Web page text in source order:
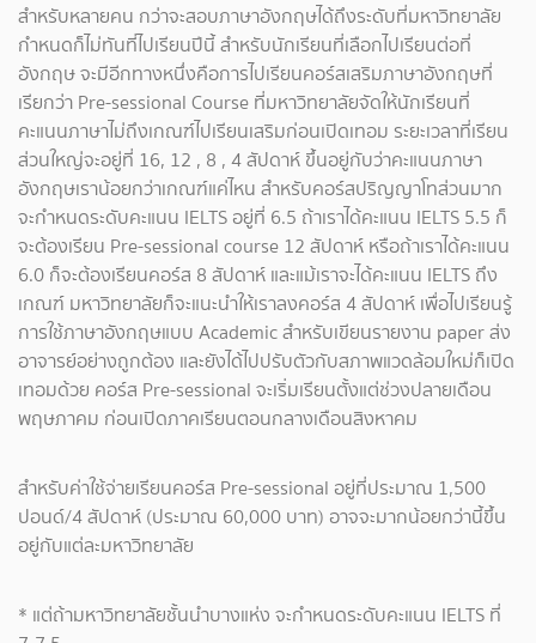
สำหรับหลายคน กว่าจะสอบภาษาอังกฤษได้ถึงระดับที่มหาวิทยาลัย
กำหนดก็ไม่ทันที่ไปเรียนปีนี้ สำหรับนักเรียนที่เลือกไปเรียนต่อที่
อังกฤษ จะมีอีกทางหนึ่งคือการไปเรียนคอร์สเสริมภาษาอังกฤษที่
เรียกว่า Pre-sessional Course ที่มหาวิทยาลัยจัดให้นักเรียนที่
คะแนนภาษาไม่ถึงเกณฑ์ไปเรียนเสริมก่อนเปิดเทอม ระยะเวลาที่เรียน
ส่วนใหญ่จะอยู่ที่ 16, 12 , 8 , 4 สัปดาห์ ขึ้นอยู่กับว่าคะแนนภาษา
อังกฤษเราน้อยกว่าเกณฑ์แค่ไหน สำหรับคอร์สปริญญาโทส่วนมาก
จะกำหนดระดับคะแนน IELTS อยู่ที่ 6.5 ถ้าเราได้คะแนน IELTS 5.5 ก็
จะต้องเรียน Pre-sessional course 12 สัปดาห์ หรือถ้าเราได้คะแนน
6.0 ก็จะต้องเรียนคอร์ส 8 สัปดาห์ และแม้เราจะได้คะแนน IELTS ถึง
เกณฑ์ มหาวิทยาลัยก็จะแนะนำให้เราลงคอร์ส 4 สัปดาห์ เพื่อไปเรียนรู้
การใช้ภาษาอังกฤษแบบ Academic สำหรับเขียนรายงาน paper ส่ง
อาจารย์อย่างถูกต้อง และยังได้ไปปรับตัวกับสภาพแวดล้อมใหม่ก็เปิด
เทอมด้วย คอร์ส Pre-sessional จะเริ่มเรียนตั้งแต่ช่วงปลายเดือน
พฤษภาคม ก่อนเปิดภาคเรียนตอนกลางเดือนสิงหาคม
สำหรับค่าใช้จ่ายเรียนคอร์ส Pre-sessional อยู่ที่ประมาณ 1,500
ปอนด์/4 สัปดาห์ (ประมาณ 60,000 บาท) อาจจะมากน้อยกว่านี้ขึ้น
อยู่กับแต่ละมหาวิทยาลัย
* แต่ถ้ามหาวิทยาลัยชั้นนำบางแห่ง จะกำหนดระดับคะแนน IELTS ที่